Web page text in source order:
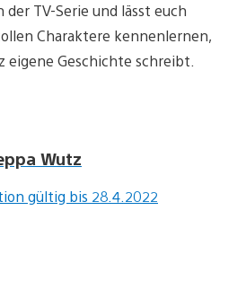
der TV-Serie und lässt euch
Charaktere kennenlernen,
eigene Geschichte schreibt.
Wutz
gültig bis 28.4.2022